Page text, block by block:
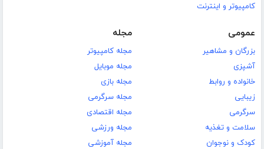
کامپیوتر و اینترنت
عمومی
بزرگان و مشاهیر
آشپزی
خانواده و روابط
زیبایی
سرگرمی
سلامت و تغذیه
کودک و نوجوان
مجله
مجله کامپیوتر
مجله موبایل
مجله بازی
مجله سرگرمی
مجله اقتصادی
مجله ورزشی
مجله آموزشی